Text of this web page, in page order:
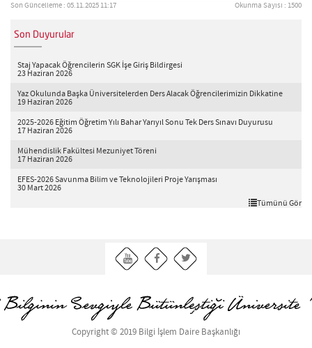
Son Güncelleme : 05.11.2025 11:17 Okunma Sayısı : 1500
Son Duyurular
Staj Yapacak Öğrencilerin SGK İşe Giriş Bildirgesi
23 Haziran 2026
Yaz Okulunda Başka Üniversitelerden Ders Alacak Öğrencilerimizin Dikkatine
19 Haziran 2026
2025-2026 Eğitim Öğretim Yılı Bahar Yarıyıl Sonu Tek Ders Sınavı Duyurusu
17 Haziran 2026
Mühendislik Fakültesi Mezuniyet Töreni
17 Haziran 2026
EFES-2026 Savunma Bilim ve Teknolojileri Proje Yarışması
30 Mart 2026
Tümünü Gör
Copyright © 2019 Bilgi İşlem Daire Başkanlığı